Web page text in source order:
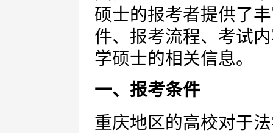
硕士的报考者提供了
件、报考流程、考试
学硕士的相关信息。
一、报考条件
重庆地区的高校对于